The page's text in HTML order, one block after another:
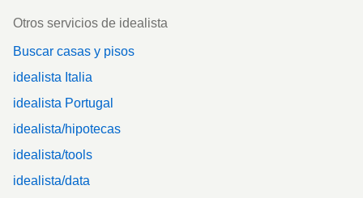
Otros servicios de idealista
Buscar casas y pisos
idealista Italia
idealista Portugal
idealista/hipotecas
idealista/tools
idealista/data